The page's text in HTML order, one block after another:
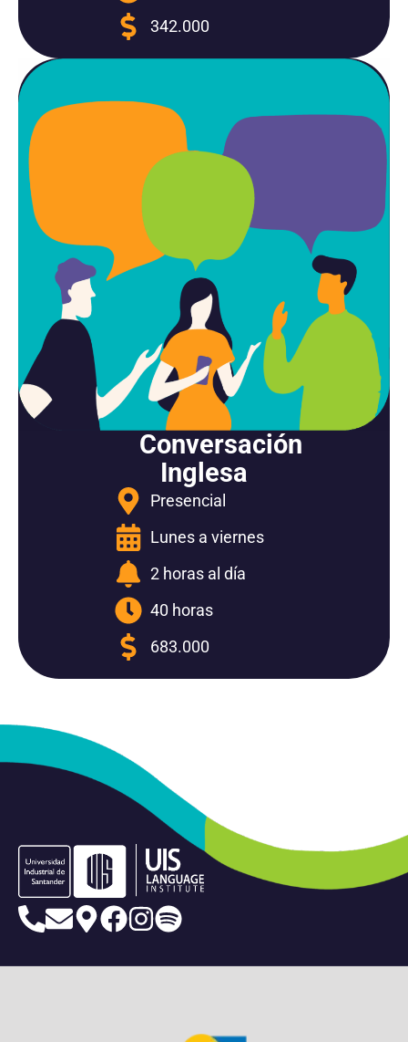
Conversación
Inglesa
Presencial
Lunes a viernes
2 horas al día
40 horas
683.000
342.000